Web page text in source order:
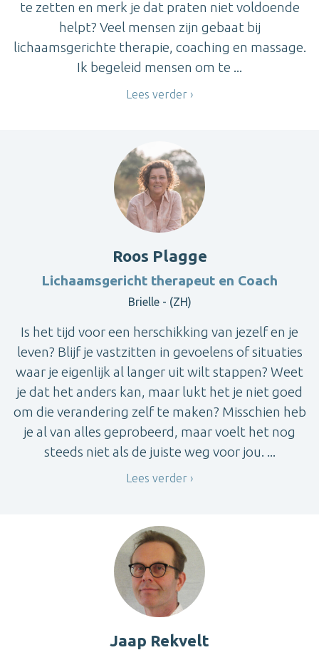
te zetten en merk je dat praten niet voldoende
helpt? Veel mensen zijn gebaat bij
lichaamsgerichte therapie, coaching en massage.
Ik begeleid mensen om te ...
Lees verder
Roos Plagge
Lichaamsgericht therapeut en Coach
Brielle - (ZH)
Is het tijd voor een herschikking van jezelf en je
leven? Blijf je vastzitten in gevoelens of situaties
waar je eigenlijk al langer uit wilt stappen? Weet
je dat het anders kan, maar lukt het je niet goed
om die verandering zelf te maken? Misschien heb
je al van alles geprobeerd, maar voelt het nog
steeds niet als de juiste weg voor jou. ...
Lees verder
Jaap Rekvelt